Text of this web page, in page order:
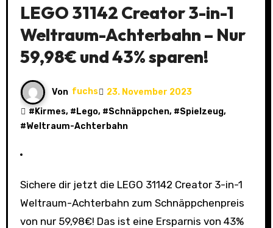
LEGO 31142 Creator 3-in-1
Weltraum-Achterbahn – Nur
59,98€ und 43% sparen!
Von fuchs
23. November 2023
# Kirmes, # Lego, #Schnäppchen, #Spielzeug,
#Weltraum-Achterbahn
Sichere dir jetzt die LEGO 31142 Creator 3-in-1
Weltraum-Achterbahn zum Schnäppchenpreis
von nur 59,98€! Das ist eine Ersparnis von 43%